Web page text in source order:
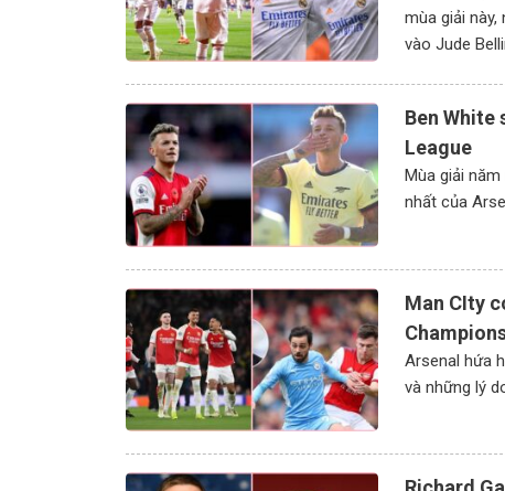
mùa giải
vào Jude
Ben White
League
Mùa giải
nhất của
Man CIty
Arsenal hứa
và những lý